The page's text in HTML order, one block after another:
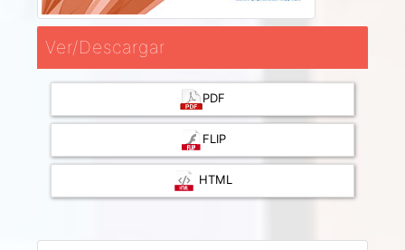
Ver/Descargar
PDF
FLIP
HTML